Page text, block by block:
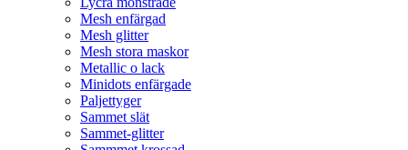
Mesh enfärgad
Mesh glitter
Mesh stora maskor
Metallic o lack
Minidots enfärgade
Paljettyger
Sammet slät
Sammet-glitter